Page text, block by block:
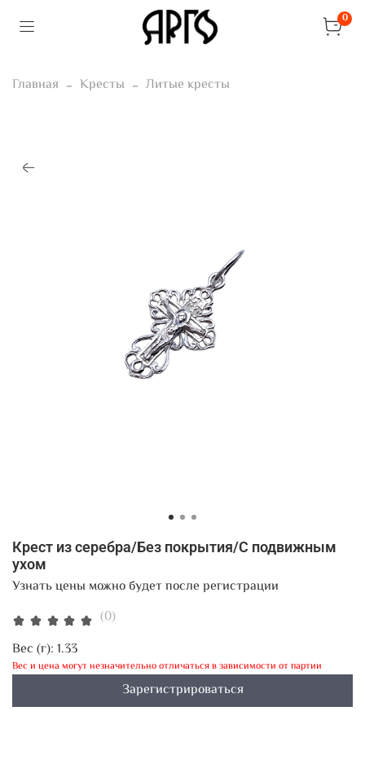
0
Главная Кресты Литые кресты
(0)
Крест из серебра/Без покрытия/С подвижным
ухом
Узнать цены можно будет после регистрации
Вес (г): 1.33
Вес и цена могут незначительно отличаться в зависимости от партии
Зарегистрироваться